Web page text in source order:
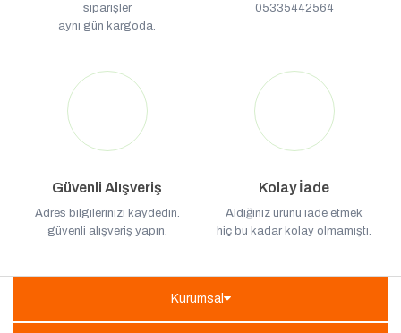
siparişler
aynı gün kargoda.
05335442564
Güvenli Alışveriş
Adres bilgilerinizi kaydedin.
güvenli alışveriş yapın.
Kolay İade
Aldığınız ürünü iade etmek
hiç bu kadar kolay olmamıştı.
Kurumsal